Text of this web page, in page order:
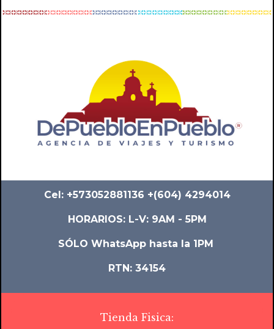
Cel: +573052881136 +(604) 4294014
HORARIOS: L-V: 9AM - 5PM
SÓLO WhatsApp hasta la 1PM
RTN: 34154
Tienda Fisica: